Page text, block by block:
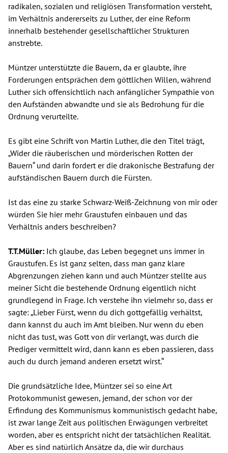
radikalen, sozialen und religiösen Transformation versteht,
im Verhältnis andererseits zu Luther, der eine Reform
innerhalb bestehender gesellschaftlicher Strukturen
anstrebte.
Müntzer unterstützte die Bauern, da er glaubte, ihre
Forderungen entsprächen dem göttlichen Willen, während
Luther sich offensichtlich nach anfänglicher Sympathie von
den Aufständen abwandte und sie als Bedrohung für die
Ordnung verurteilte.
Es gibt eine Schrift von Martin Luther, die den Titel trägt,
„Wider die räuberischen und mörderischen Rotten der
Bauern“ und darin fordert er die drakonische Bestrafung der
aufständischen Bauern durch die Fürsten.
Ist das eine zu starke Schwarz-Weiß-Zeichnung von mir oder
würden Sie hier mehr Graustufen einbauen und das
Verhältnis anders beschreiben?
T.T.Müller: Ich glaube, das Leben begegnet uns immer in
Graustufen. Es ist ganz selten, dass man ganz klare
Abgrenzungen ziehen kann und auch Müntzer stellte aus
meiner Sicht die bestehende Ordnung eigentlich nicht
grundlegend in Frage. Ich verstehe ihn vielmehr so, dass er
sagte: „Lieber Fürst, wenn du dich gottgefällig verhältst,
dann kannst du auch im Amt bleiben. Nur wenn du eben
nicht das tust, was Gott von dir verlangt, was durch die
Prediger vermittelt wird, dann kann es eben passieren, dass
auch du durch jemand anderen ersetzt wirst.“
Die grundsätzliche Idee, Müntzer sei so eine Art
Protokommunist gewesen, jemand, der schon vor der
Erfindung des Kommunismus kommunistisch gedacht habe,
ist zwar lange Zeit aus politischen Erwägungen verbreitet
worden, aber es entspricht nicht der tatsächlichen Realität.
Aber es sind natürlich Ansätze da, die wir durchaus